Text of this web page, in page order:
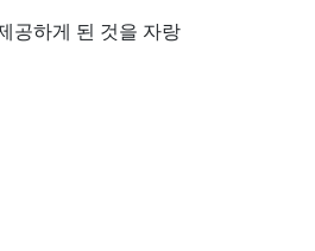
공하게 된 것을 자랑